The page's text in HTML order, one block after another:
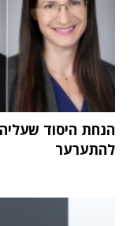
הנחת היסוד
להתערער